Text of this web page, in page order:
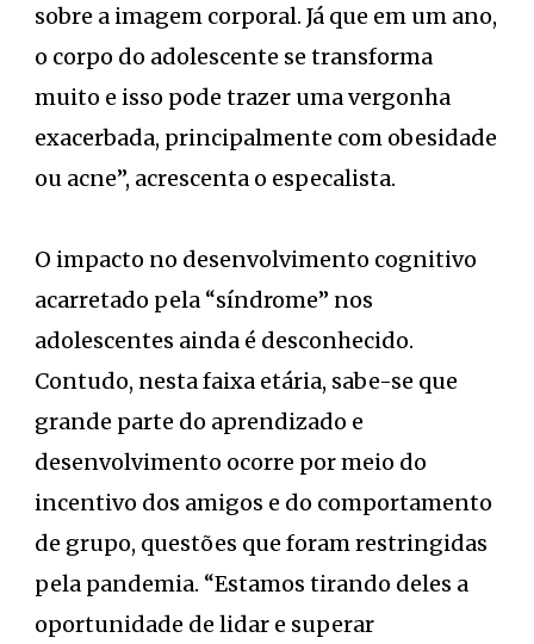
sobre a imagem corporal. Já que em um ano,
o corpo do adolescente se transforma
muito e isso pode trazer uma vergonha
exacerbada, principalmente com obesidade
ou acne”, acrescenta o especalista.
O impacto no desenvolvimento cognitivo
acarretado pela “síndrome” nos
adolescentes ainda é desconhecido.
Contudo, nesta faixa etária, sabe-se que
grande parte do aprendizado e
desenvolvimento ocorre por meio do
incentivo dos amigos e do comportamento
de grupo, questões que foram restringidas
pela pandemia. “Estamos tirando deles a
oportunidade de lidar e superar